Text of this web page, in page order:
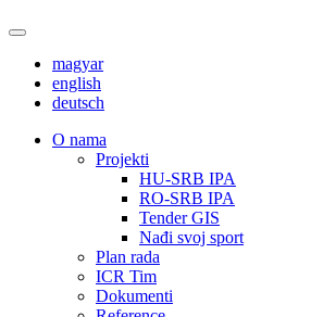
magyar
english
deutsch
О nama
Projekti
HU-SRB IPA
RO-SRB IPA
Tender GIS
Nađi svoj sport
Plan rada
ICR Tim
Dokumenti